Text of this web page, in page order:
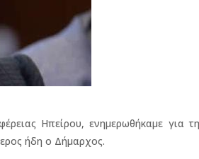
Ηπείρου, ενημερωθήκαμε για
ήδη ο Δήμαρχος.